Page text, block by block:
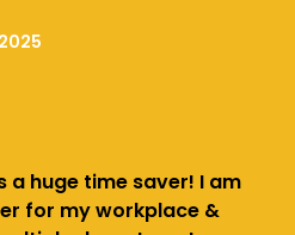
a huge time saver! I am
for my workplace &